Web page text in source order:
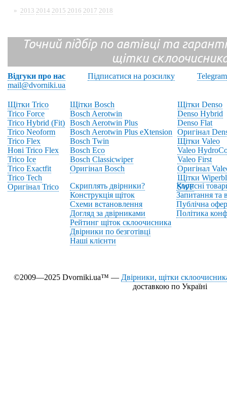
» 2013 2014 2015 2016 2017 2018
Точний підбір по автівці та
щітки
Відгуки про нас Підписатися на розсилку
Telegram
mail@dvorniki.ua
Щітки Trico
Trico Force
Trico Hybrid (Fit)
Trico Neoform
Trico Flex
Нові Trico Flex
Trico Ice
Trico Exactfit
Trico Tech
Оригінал Trico
Щітки Bosch
Bosch Aerotwin
Bosch Aerotwin Plus
Bosch Aerotwin Plus eXtension
Bosch Twin
Bosch Eco
Bosch Classicwiper
Оригінал Bosch
Щітки Denso
Denso Hybrid
Denso Flat
Оригінал
Щітки Valeo
Valeo
Valeo First
Оригінал
Щітки
SWF
Скриплять двірники?
Конструкція щіток
Схеми встановлення
Догляд за двірниками
Рейтинг щіток склоочисника
Двірники по безготівці
Наші клієнти
Корисні
Запитання та
Публічна
Політика
©2009—2025 Dvorniki.ua™ — Двірники, щітки
доставкою по Україні